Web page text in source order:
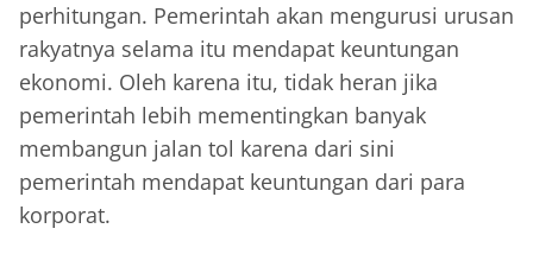
perhitungan. Pemerintah akan mengurusi urusan
rakyatnya selama itu mendapat keuntungan
ekonomi. Oleh karena itu, tidak heran jika
pemerintah lebih mementingkan banyak
membangun jalan tol karena dari sini
pemerintah mendapat keuntungan dari para
korporat.